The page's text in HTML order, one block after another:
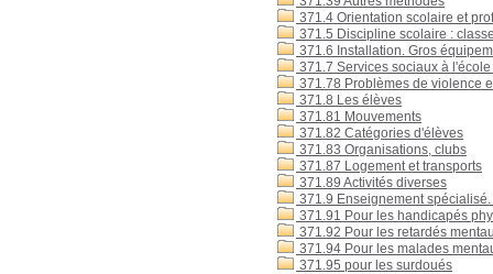
371.4 Orientation scolaire et
371.5 Discipline scolaire :
371.6 Installation. Gros
371.7 Services sociaux à
371.78 Problèmes de violence
371.8 Les élèves
371.81 Mouvements
371.82 Catégories d'élèves
371.83 Organisations, clubs
371.87 Logement et transports
371.89 Activités diverses
371.9 Enseignement
371.91 Pour les handicapés
371.92 Pour les retardés
371.94 Pour les malades
371.95 pour les surdoués